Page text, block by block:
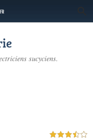
sucyciens.
3,5 étoiles sur 5